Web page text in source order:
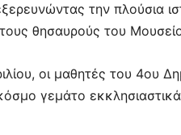
την πλούσια
θησαυρούς του
οι μαθητές του 4ου
γεμάτο εκκλησιαστικά